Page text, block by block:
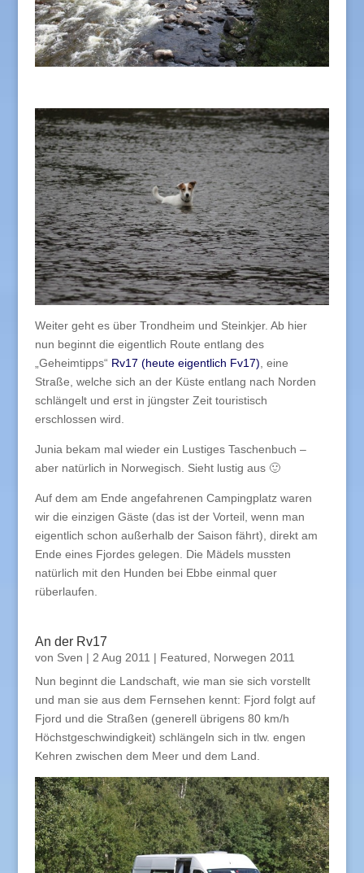
Weiter geht es über Trondheim und Steinkjer. Ab hier
nun beginnt die eigentlich Route entlang des
„Geheimtipps“ Rv17 (heute eigentlich Fv17) , eine
Straße, welche sich an der Küste entlang nach Norden
schlängelt und erst in jüngster Zeit touristisch
erschlossen wird.
Junia bekam mal wieder ein Lustiges Taschenbuch –
aber natürlich in Norwegisch. Sieht lustig aus 🙂
Auf dem am Ende angefahrenen Campingplatz waren
wir die einzigen Gäste (das ist der Vorteil, wenn man
eigentlich schon außerhalb der Saison fährt), direkt am
Ende eines Fjordes gelegen. Die Mädels mussten
natürlich mit den Hunden bei Ebbe einmal quer
rüberlaufen.
An der Rv17
von Sven | 2 Aug 2011 | Featured
Norwegen 2011
Nun beginnt die Landschaft, wie man sie sich vorstellt
und man sie aus dem Fernsehen kennt: Fjord folgt auf
Fjord und die Straßen (generell übrigens 80 km/h
Höchstgeschwindigkeit) schlängeln sich in tlw. engen
Kehren zwischen dem Meer und dem Land.